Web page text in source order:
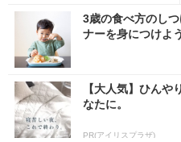
3歳の食べ方のし
ナーを身につけよう
【大人気】ひんや
なたに。
PR(アイリスプラザ)